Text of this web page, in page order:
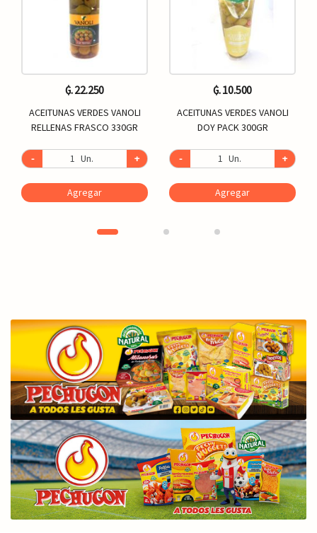
₲. 22.250
ACEITUNAS VERDES VANOLI
RELLENAS FRASCO 330GR
- Un. +
Agregar
₲. 10.500
ACEITUNAS VERDES VANOLI
DOY PACK 300GR
- Un. +
Agregar